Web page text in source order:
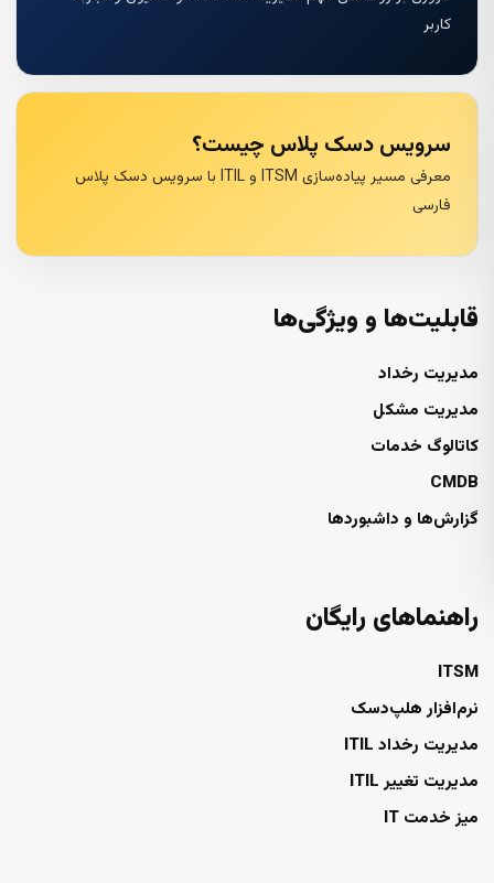
کاربر
سرویس دسک پلاس چیست؟
معرفی مسیر پیاده‌سازی ITSM و ITIL با سرویس دسک پلاس
فارسی
قابلیت‌ها و ویژگی‌ها
مدیریت رخداد
مدیریت مشکل
کاتالوگ خدمات
CMDB
گزارش‌ها و داشبوردها
راهنماهای رایگان
ITSM
نرم‌افزار هلپ‌دسک
مدیریت رخداد ITIL
مدیریت تغییر ITIL
میز خدمت IT